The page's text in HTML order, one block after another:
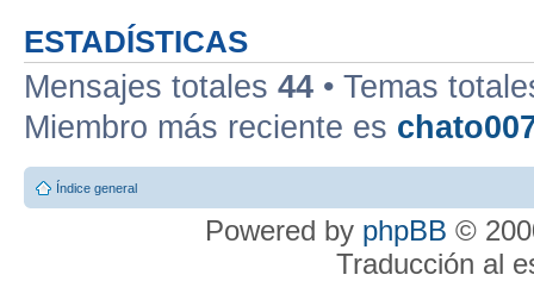
ESTADÍSTICAS
Mensajes totales 44 • Temas
Miembro más reciente es
Índice general
Powered by phpBB ©
Traducción al